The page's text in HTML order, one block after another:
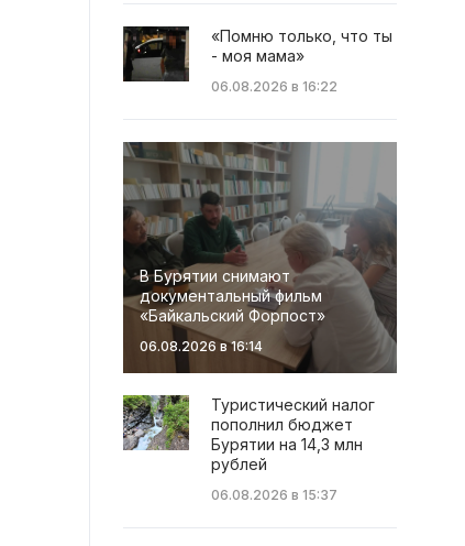
«Помню только, что ты
- моя мама»
06.08.2026 в 16:22
В Бурятии снимают
документальный фильм
«Байкальский Форпост»
06.08.2026 в 16:14
Туристический налог
пополнил бюджет
Бурятии на 14,3 млн
рублей
06.08.2026 в 15:37